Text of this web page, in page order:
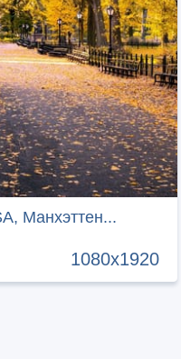
Манхэттен...
1080x1920